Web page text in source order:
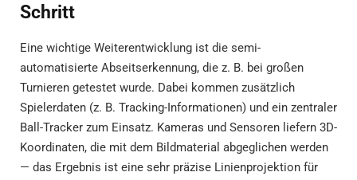
Schritt
Eine wichtige Weiterentwicklung ist die semi-
automatisierte Abseitserkennung, die z. B. bei großen
Turnieren getestet wurde. Dabei kommen zusätzlich
Spielerdaten (z. B. Tracking-Informationen) und ein zentraler
Ball-Tracker zum Einsatz. Kameras und Sensoren liefern 3D-
Koordinaten, die mit dem Bildmaterial abgeglichen werden
— das Ergebnis ist eine sehr präzise Linienprojektion für